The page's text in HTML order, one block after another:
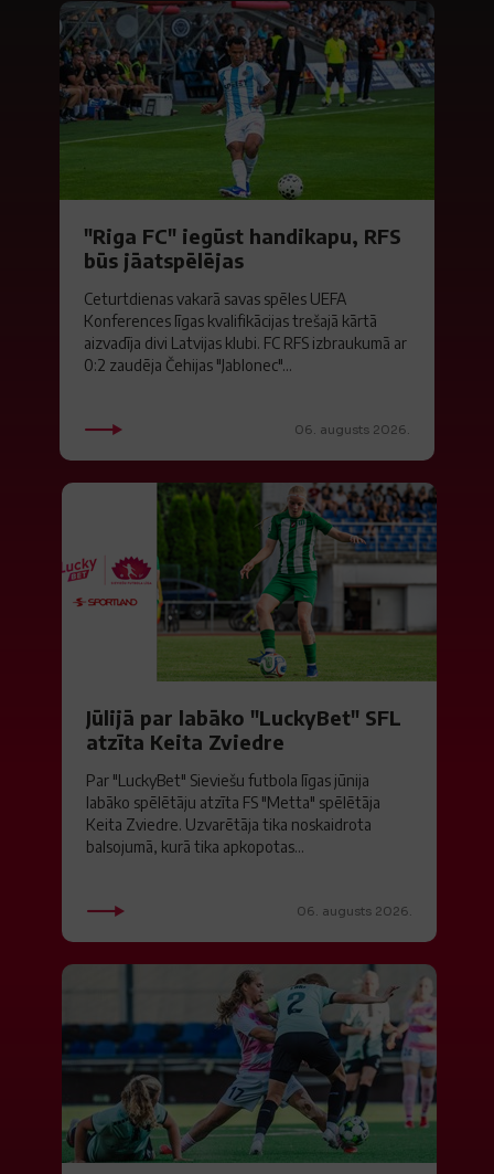
"Riga FC" iegūst handikapu, RFS
būs jāatspēlējas
Ceturtdienas vakarā savas spēles UEFA
Konferences līgas kvalifikācijas trešajā kārtā
aizvadīja divi Latvijas klubi. FC RFS izbraukumā ar
0:2 zaudēja Čehijas "Jablonec"...
06. augusts 2026.
Jūlijā par labāko "LuckyBet" SFL
atzīta Keita Zviedre
Par "LuckyBet" Sieviešu futbola līgas jūnija
labāko spēlētāju atzīta FS "Metta" spēlētāja
Keita Zviedre. Uzvarētāja tika noskaidrota
balsojumā, kurā tika apkopotas...
06. augusts 2026.